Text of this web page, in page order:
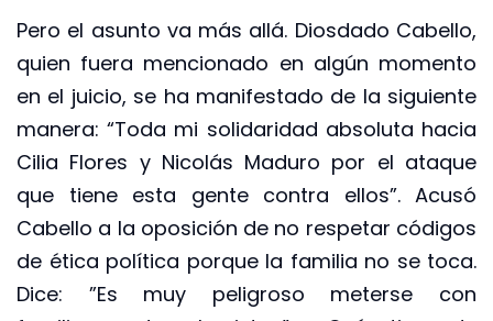
Pero el asunto va más allá. Diosdado Cabello,
quien fuera mencionado en algún momento
en el juicio, se ha manifestado de la siguiente
manera: “Toda mi solidaridad absoluta hacia
Cilia Flores y Nicolás Maduro por el ataque
que tiene esta gente contra ellos”. Acusó
Cabello a la oposición de no respetar códigos
de ética política porque la familia no se toca.
Dice: ”Es muy peligroso meterse con